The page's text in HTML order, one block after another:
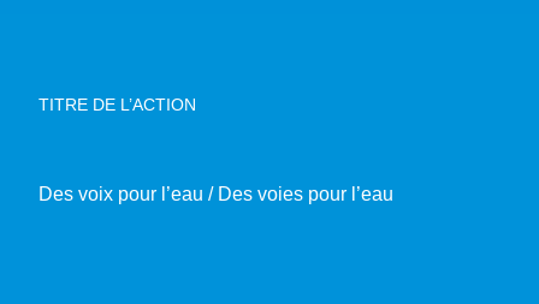
TITRE DE L’ACTION
Des voix pour l’eau / Des voies pour l’eau